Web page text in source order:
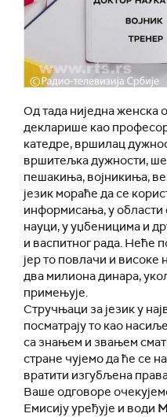
Од тада ниједна женска
декларише као
катедре, вршилац
вршитељка дужности,
пешакиња, војникиња,
језик мораће да се
информисања, у
науци, у уџбеницима и
и васпитног рада. Неће
јер то повлачи и високе
два милиона динара,
примењује.
Стручњаци за језик у
посматрају то као
са знањем и звањем
стране чујемо да ће се
вратити изгубљена
Ваше одговоре
Емисију уређује и води